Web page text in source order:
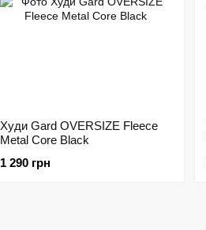
Худи Gard OVERSIZE Fleece
Metal Core Black
1 290 грн